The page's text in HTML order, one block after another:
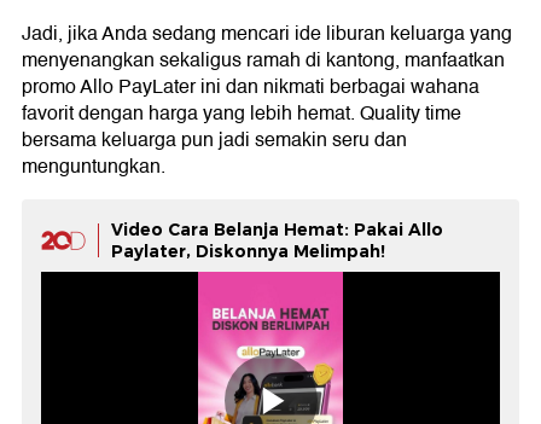
Jadi, jika Anda sedang mencari ide liburan keluarga yang
menyenangkan sekaligus ramah di kantong, manfaatkan
promo Allo PayLater ini dan nikmati berbagai wahana
favorit dengan harga yang lebih hemat. Quality time
bersama keluarga pun jadi semakin seru dan
menguntungkan.
Video Cara Belanja Hemat: Pakai Allo
Paylater, Diskonnya Melimpah!